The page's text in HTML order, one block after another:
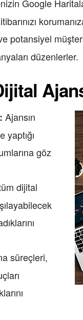
Google
potansiyel
düzenlerler.
Ajansın
yaptığı
göz
dijital
süreçleri,